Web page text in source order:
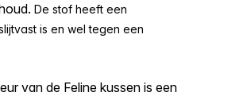
De stof heeft een
is en wel tegen een
van de Feline kussen is een